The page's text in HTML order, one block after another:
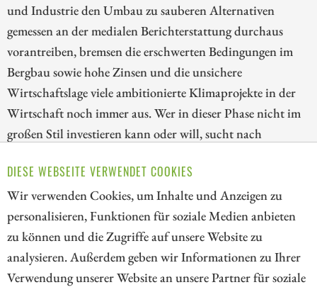
DIESE WEBSEITE VERWENDET COOKIES
Wir verwenden Cookies, um Inhalte und Anzeigen zu
personalisieren, Funktionen für soziale Medien anbieten
zu können und die Zugriffe auf unsere Website zu
analysieren. Außerdem geben wir Informationen zu Ihrer
Verwendung unserer Website an unsere Partner für soziale
und Industrie den Umbau zu sauberen Alternativen
gemessen an der medialen Berichterstattung durchaus
vorantreiben, bremsen die erschwerten Bedingungen im
Bergbau sowie hohe Zinsen und die unsichere
Wirtschaftslage viele ambitionierte Klimaprojekte in der
Wirtschaft noch immer aus. Wer in dieser Phase nicht im
großen Stil investieren kann oder will, sucht nach
zumindest teilweise senken. Wir stellen drei spannende
Unternehmen rund um diese Thematik vor.
ZUM KOMMENTAR